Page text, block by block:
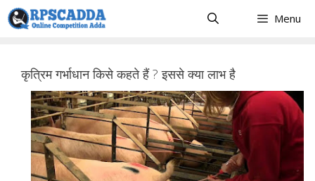
Skip
to
Menu
कृत्रिम गर्भाधान किसे कहते हैं ? इससे क्या लाभ है